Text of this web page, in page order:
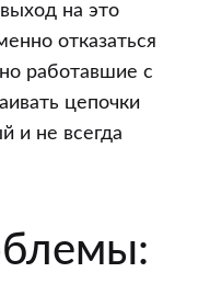
на это
отказаться
работавшие с
цепочки
и не всегда